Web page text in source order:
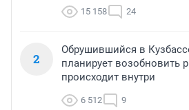
15 158 24
2
Обрушившийся в
планирует возобновить
происходит внутри
6 512 9